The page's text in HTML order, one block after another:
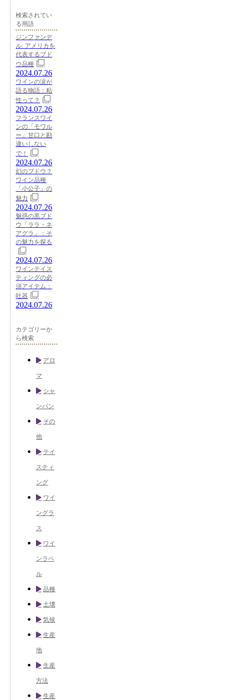
検索されてい
る用語
ジンファンデ
ル: アメリカを
代表するブド
ウ品種
2024.07.26
ワインの涙が
語る物語：粘
性って？
2024.07.26
フランスワイ
ンの「モワル
ー」甘口と勘
違いしない
で！
2024.07.26
幻のブドウ？
ワイン品種
「小公子」の
魅力
2024.07.26
魅惑の黒ブド
ウ「ララ・ネ
アグラ」：そ
の魅力を探る
2024.07.26
ワインテイス
ティングの必
須アイテム：
吐器
2024.07.26
カテゴリーか
ら検索
アロ
マ
シャ
ンパン
その
他
テイ
スティ
ング
ワイ
ングラ
ス
ワイ
ンラベ
ル
品種
土壌
気候
生産
地
生産
方法
生産